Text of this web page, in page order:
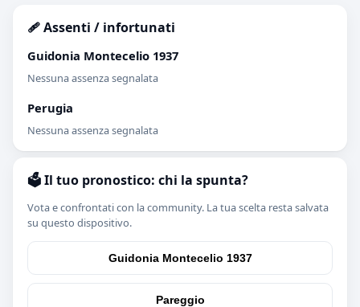
🩹 Assenti / infortunati
Guidonia Montecelio 1937
Nessuna assenza segnalata
Perugia
Nessuna assenza segnalata
🗳️ Il tuo pronostico: chi la spunta?
Vota e confrontati con la community. La tua scelta resta salvata
su questo dispositivo.
Guidonia Montecelio 1937
Pareggio